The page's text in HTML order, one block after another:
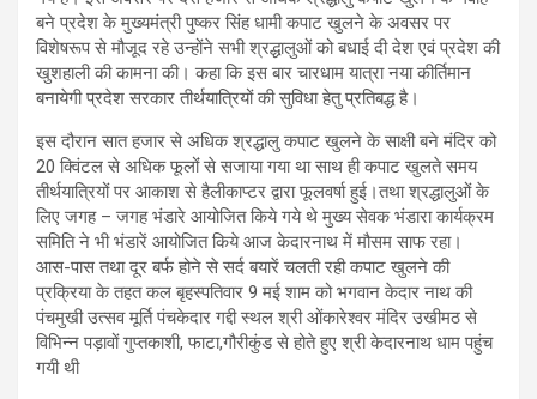
बने प्रदेश के मुख्यमंत्री पुष्कर सिंह धामी कपाट खुलने के अवसर पर
विशेषरूप से मौजूद रहे उन्होंने सभी श्रद्धालुओं को बधाई दी देश‌ एवं प्रदेश की
खुशहाली की कामना की। कहा कि इस बार चारधाम यात्रा नया कीर्तिमान
बनायेगी प्रदेश सरकार तीर्थयात्रियों की सुविधा हेतु प्रतिबद्ध है।
इस दौरान सात हजार से अधिक श्रद्धालु कपाट खुलने के साक्षी बने मंदिर को
20 क्विंटल से अधिक फूलोंं से सजाया गया था साथ ही कपाट खुलते समय
तीर्थयात्रियों पर आकाश से हैलीकाप्टर द्वारा फूलवर्षा हुई।तथा श्रद्धालुओं के
लिए जगह – जगह भंडारे आयोजित किये गये थे मुख्य सेवक भंडारा कार्यक्रम
समिति ने भी भंडारें आयोजित किये आज केदारनाथ में मौसम साफ रहा।
आस-पास तथा दूर बर्फ होने से सर्द बयारें चलती रही कपाट खुलने की
प्रक्रिया के तहत कल बृहस्पतिवार 9 मई शाम को भगवान केदार नाथ की
पंचमुखी उत्सव मूर्ति पंचकेदार गद्दी स्थल श्री ओंकारेश्वर मंदिर उखीमठ से
विभिन्न पड़ावों गुप्तकाशी, फाटा,गौरीकुंड से होते हुए श्री केदारनाथ धाम पहुंच
गयी थी